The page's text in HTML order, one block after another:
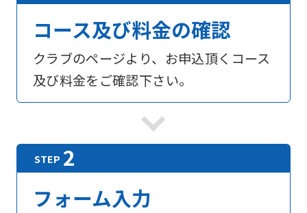
コース及び料金の確認
クラブのページより、お申込頂くコース
及び料金をご確認下さい。
フォーム入力